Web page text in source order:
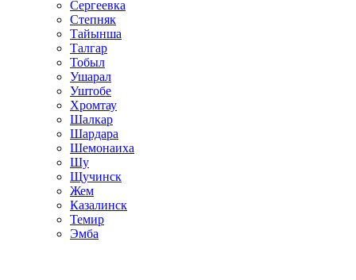
Сергеевка
Степняк
Тайынша
Талгар
Тобыл
Ушарал
Уштобе
Хромтау
Шалкар
Шардара
Шемонаиха
Шу
Щучинск
Жем
Казалинск
Темир
Эмба